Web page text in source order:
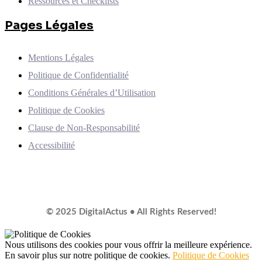
Pages Légales
Mentions Légales
Politique de Confidentialité
Conditions Générales d’Utilisation
Politique de Cookies
Clause de Non-Responsabilité
Accessibilité
© 2025 DigitalActus • All Rights Reserved!
Nous utilisons des cookies pour vous offrir la meilleure expérience.
En savoir plus sur notre politique de cookies. Politique de Cookies